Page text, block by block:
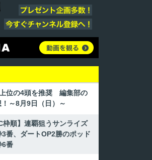
位の4頭を推奨 編集部の
～8月9日（日）～
枠順】連覇狙うサンライズ
番、ダートOP2勝のポッド
6番